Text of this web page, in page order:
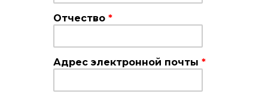
Отчество *
Адрес электронной почты *